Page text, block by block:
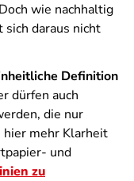
wie nachhaltig
daraus nicht
Definition
dürfen auch
die nur
mehr Klarheit
und
zu